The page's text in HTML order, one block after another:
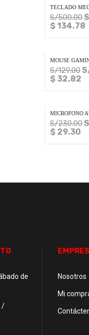
TECLADO
S/500.00
$ 134.78
MOUSE
S/129.00
$ 32.82
MICROFONO
S/230.00
$ 29.30
de
/
Nosotros
Mi